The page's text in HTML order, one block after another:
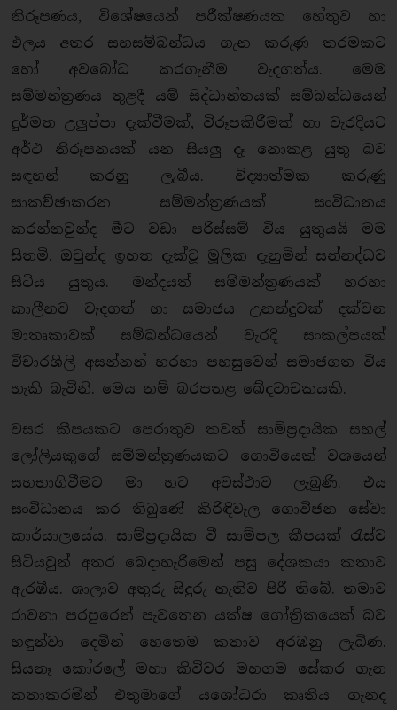
නිරූපණය, විශේෂයෙන් පරීක්ෂණයක හේතුව හා
ඵලය අතර සහසම්බන්ධය ගැන කරුණු තරමකට
හෝ අවබෝධ කරගැනීම වැදගත්ය. මෙම
සම්මන්ත්‍රණය තුළදී යම් සිද්ධාන්තයක් සම්බන්ධයෙන්
දුර්මත උලුප්පා දැක්වීමක්, විරූපකිරීමක් හා වැරදියට
අර්ථ නිරූපනයක් යන සියලු දෑ නොකළ යුතු බව
සඳහන් කරනු ලැබීය. විද්‍යාත්මක කරුණු
සාකච්ඡාකරන සම්මන්ත්‍රණයක් සංවිධානය
කරන්නවුන්ද මීට වඩා පරිස්සම් විය යුතුයයි මම
සිතමි. ඔවුන්ද ඉහත දැක්වූ මූලික දැනුමින් සන්නද්ධව
සිටිය යුතුය. මන්දයත් සම්මන්ත්‍රණයක් හරහා
කාලීනව වැදගත් හා සමාජය උනන්දුවක් දක්වන
මාතෘකාවක් සම්බන්ධයෙන් වැරදි සංකල්පයක්
විචාරශීලි අසන්නන් හරහා පහසුවෙන් සමාජගත විය
හැකි බැවිනි. මෙය නම් බරපතළ ඛේදවාචකයකි.
වසර කීපයකට පෙරාතුව තවත් සාම්ප්‍රදායික සහල්
ලෝලියකුගේ සම්මන්ත්‍රණයකට ගොවියෙක් වශයෙන්
සහභාගිවීමට මා හට අවස්ථාව ලැබුණි. එය
සංවිධානය කර තිබුණේ කිරිඳිවැල ගොවිජන සේවා
කාර්යාලයේය. සාම්ප්‍රදායික වී සාම්පල කීපයක් රැස්ව
සිටියවුන් අතර බෙදාහැරීමෙන් පසු දේශකයා කතාව
ඇරඹීය. ශාලාව අතුරු සිදුරු නැතිව පිරී තිබේ. තමාව
රාවනා පරපුරෙන් පැවතෙන යක්ෂ ගෝත්‍රිකයෙක් බව
හඳුන්වා දෙමින් හෙතෙම කතාව අරඹනු ලැබිණ.
සියනෑ කෝරලේ මහා කිවිවර මහගම සේකර ගැන
කතාකරමින් එතුමාගේ යශෝධරා කෘතිය ගැනද